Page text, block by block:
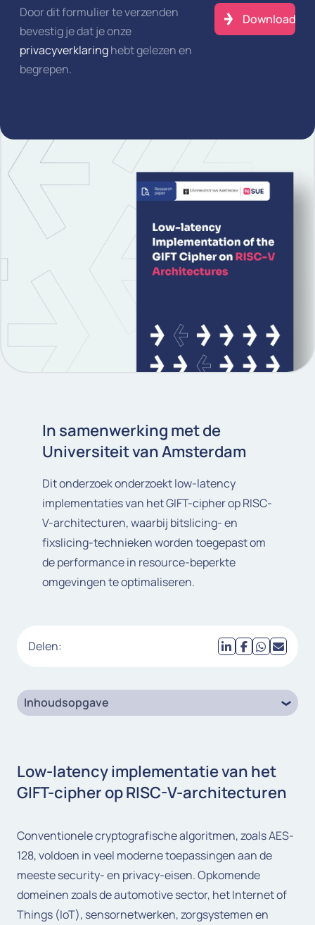
Door dit formulier te verzenden
bevestig je dat je onze
privacyverklaringhebt gelezen en
begrepen.
In samenwerking met de
Universiteit van Amsterdam
Dit onderzoek onderzoekt low-latency
implementaties van het GIFT-cipher op RISC-
V-architecturen, waarbij bitslicing- en
fixslicing-technieken worden toegepast om
de performance in resource-beperkte
omgevingen te optimaliseren.
Low-latency implementatie van het
GIFT-cipher op RISC-V-architecturen
Conventionele cryptografische algoritmen, zoals AES-
128, voldoen in veel moderne toepassingen aan de
meeste security- en privacy-eisen. Opkomende
domeinen zoals de automotive sector, het Internet of
Things (IoT), sensornetwerken, zorgsystemen en
Delen:
Inhoudsopgave